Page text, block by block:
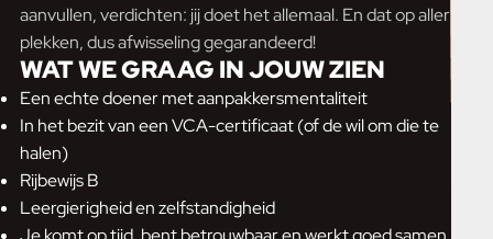
aanvullen, verdichten: jij doet het allemaal. En dat op allerlei
plekken, dus afwisseling gegarandeerd!
WAT WE GRAAG IN JOUW ZIEN
Een echte doener met aanpakkersmentaliteit
In het bezit van een VCA-certificaat (of de wil om die te
halen)
Rijbewijs B
Leergierigheid en zelfstandigheid